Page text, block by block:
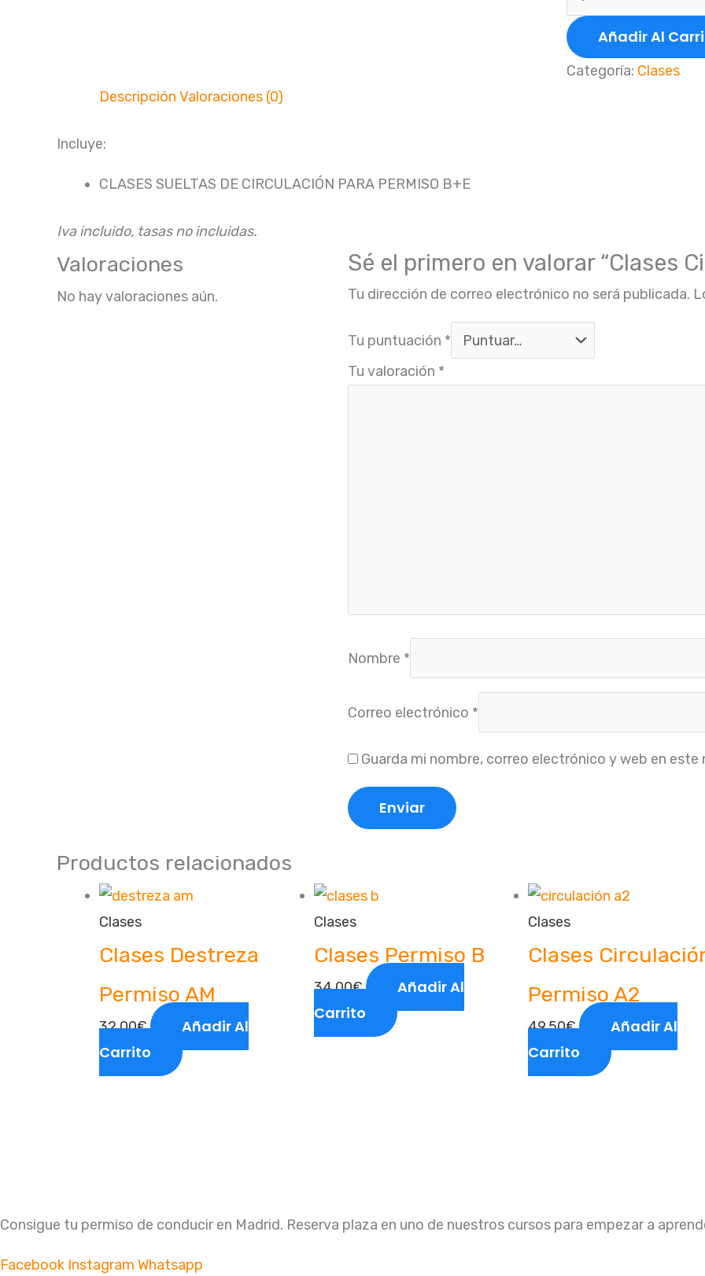
Añadir Al
Categoría: Clases
Descripción Valoraciones (0)
Incluye:
CLASES SUELTAS DE CIRCULACIÓN PARA PERMISO B+E
Iva incluido, tasas no incluidas.
Valoraciones
No hay valoraciones aún.
Sé el primero en valorar “Clases
Tu dirección de correo electrónico no será publicada.
Tu puntuación *
Tu valoración *
Nombre *
Correo electrónico *
Guarda mi nombre, correo electrónico y web en
Productos relacionados
Clases
Clases Destreza
Permiso AM
32,00€
Añadir Al
Carrito
Clases
Clases Permiso B
34,00€
Añadir Al
Carrito
Clases
Clases
Permiso A2
49,50€
Añadir Al
Carrito
Consigue tu permiso de conducir en Madrid. Reserva plaza en uno de nuestros cursos para empezar a
Facebook Instagram Whatsapp